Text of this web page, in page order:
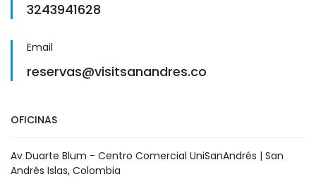
3243941628
Email
reservas@visitsanandres.co
OFICINAS
Av Duarte Blum - Centro Comercial UniSanAndrés | San
Andrés Islas, Colombia